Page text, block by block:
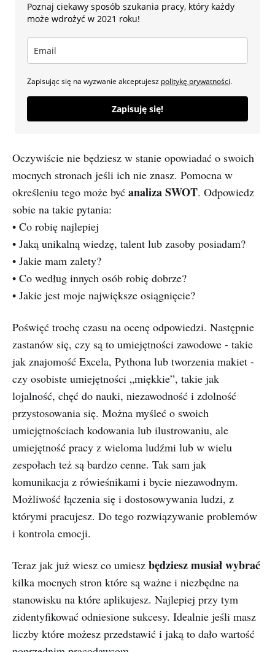
Poznaj ciekawy sposób szukania pracy, który każdy
może wdrożyć w 2021 roku!
Zapisując się na wyzwanie akceptujesz politykę prywatności.
Zapisuję się!
Oczywiście nie będziesz w stanie opowiadać o swoich
mocnych stronach jeśli ich nie znasz. Pomocna w
określeniu tego może być analiza SWOT. Odpowiedz
sobie na takie pytania:
• Co robię najlepiej
• Jaką unikalną wiedzę, talent lub zasoby posiadam?
• Jakie mam zalety?
• Co według innych osób robię dobrze?
• Jakie jest moje największe osiągnięcie?
Poświęć trochę czasu na ocenę odpowiedzi. Następnie
zastanów się, czy są to umiejętności zawodowe - takie
jak znajomość Excela, Pythona lub tworzenia makiet -
czy osobiste umiejętności „miękkie”, takie jak
lojalność, chęć do nauki, niezawodność i zdolność
przystosowania się. Można myśleć o swoich
umiejętnościach kodowania lub ilustrowaniu, ale
umiejętność pracy z wieloma ludźmi lub w wielu
zespołach też są bardzo cenne. Tak sam jak
komunikacja z rówieśnikami i bycie niezawodnym.
Możliwość łączenia się i dostosowywania ludzi, z
którymi pracujesz. Do tego rozwiązywanie problemów
i kontrola emocji.
Teraz jak już wiesz co umiesz będziesz musiał wybrać
kilka mocnych stron które są ważne i niezbędne na
stanowisku na które aplikujesz. Najlepiej przy tym
zidentyfikować odniesione sukcesy. Idealnie jeśli masz
liczby które możesz przedstawić i jaką to dało wartość